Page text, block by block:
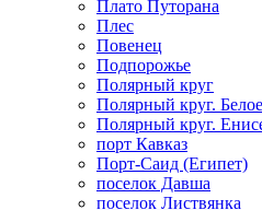
Плато Путорана
Плес
Повенец
Подпорожье
Полярный круг
Полярный круг.
Полярный круг.
порт Кавказ
Порт-Саид (Египет)
поселок Давша
поселок Листвянка